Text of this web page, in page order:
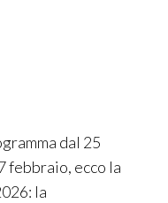
dal 25
febbraio, ecco la
la